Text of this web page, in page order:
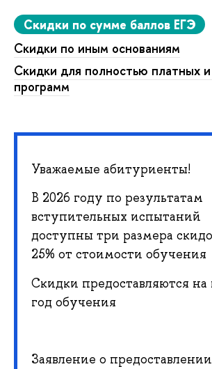
Скидки по сумме баллов ЕГЭ
Скидки по иным основаниям
Скидки для полностью платных
программ
Уважаемые абитуриенты!
В 2026 году по результатам
вступительных испытаний
доступны три размера
25% от стоимости обучения
Скидки предоставляются
год обучения
Заявление о